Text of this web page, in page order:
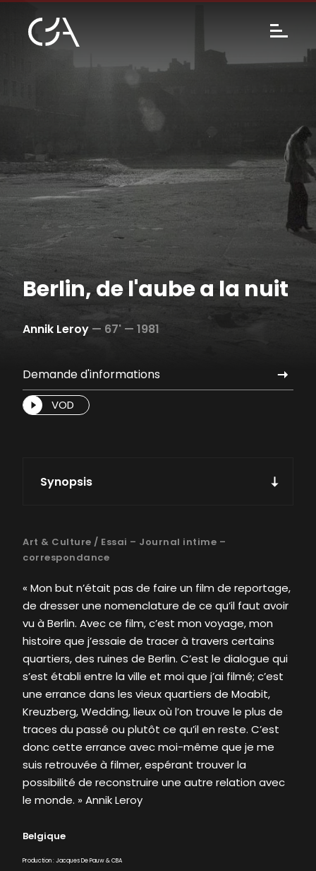
Berlin, de l'aube a la nuit
Annik Leroy — 67' — 1981
Demande d'informations
VOD
Synopsis
Art & Culture / Essai – Journal intime –
correspondance
« Mon but n’était pas de faire un film de reportage,
de dresser une nomenclature de ce qu’il faut avoir
vu à Berlin. Avec ce film, c’est mon voyage, mon
histoire que j’essaie de tracer à travers certains
quartiers, des ruines de Berlin. C’est le dialogue qui
s’est établi entre la ville et moi que j’ai filmé; c’est
une errance dans les vieux quartiers de Moabit,
Kreuzberg, Wedding, lieux où l’on trouve le plus de
traces du passé ou plutôt ce qu’il en reste. C’est
donc cette errance avec moi-même que je me
suis retrouvée à filmer, espérant trouver la
possibilité de reconstruire une autre relation avec
le monde. » Annik Leroy
Belgique
Production : Jacques De Pauw & CBA